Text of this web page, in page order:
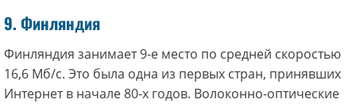
9. Финляндия
Финляндия занимает 9-е место по средней скоростью
16,6 Мб/с. Это была одна из первых стран, принявших
Интернет в начале 80-х годов. Волоконно-оптические